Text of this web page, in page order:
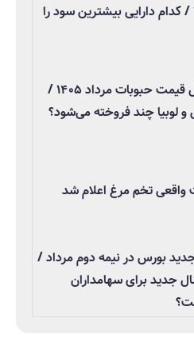
۱۴۰۵ / کدام دارایی بیشترین سود را
جدول قیمت حبوبات مرداد ۱۴۰۵ /
لوبیا چند فروخته می‌شود؟
واقعی تخم مرغ اعلام شد
بورس در نیمه دوم مرداد /
جدید برای سهامداران